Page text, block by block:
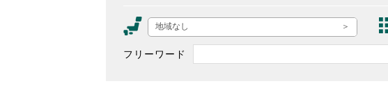
地域なし
フリーワード